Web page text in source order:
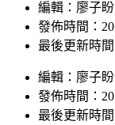
編輯：廖子盼
發佈時間：
最後更新時間
編輯 ： 廖子盼
發佈時間：
最後更新時間